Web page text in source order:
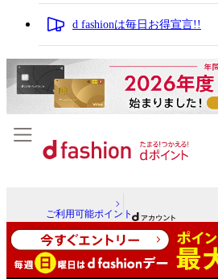
d fashionは毎日お得宣言!!
ご利用可能ポイント